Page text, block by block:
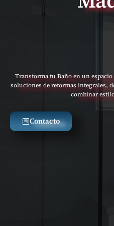
Transforma tu Baño en un
soluciones de reformas integrales,
combinar
Contacto